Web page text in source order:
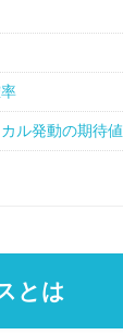
ル発動の期待値
とは